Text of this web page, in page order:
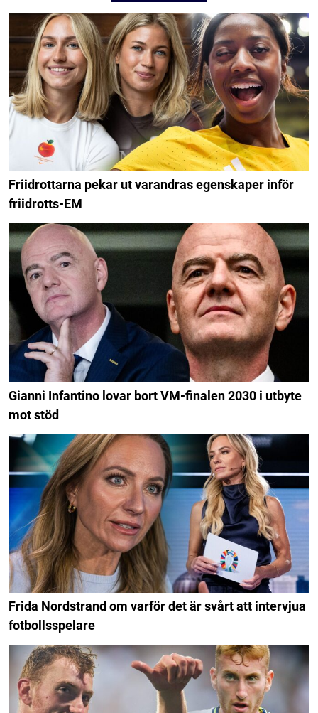
Friidrottarna pekar ut varandras egenskaper inför
friidrotts-EM
Gianni Infantino lovar bort VM-finalen 2030 i utbyte
mot stöd
Frida Nordstrand om varför det är svårt att intervjua
fotbollsspelare